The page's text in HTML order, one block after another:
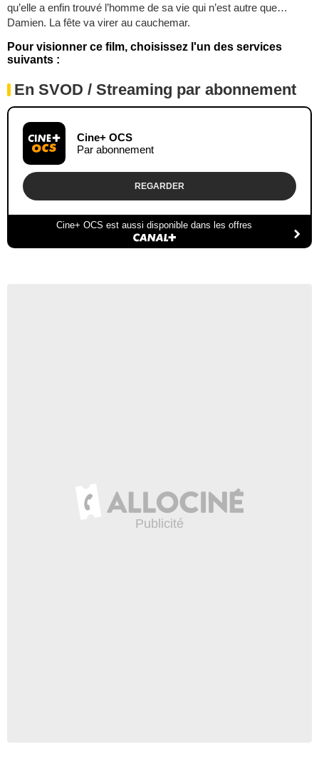
qu’elle a enfin trouvé l’homme de sa vie qui n’est autre que…
Damien. La fête va virer au cauchemar.
Pour visionner ce film, choisissez l'un des services
suivants :
En SVOD / Streaming par abonnement
Cine+ OCS
Par abonnement
REGARDER
Cine+ OCS est aussi disponible dans les offres